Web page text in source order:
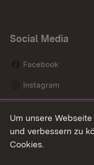
Social Media
Facebook
Instagram
Mastodon
Youtube
Um unsere
und verbessern zu
Cookies.